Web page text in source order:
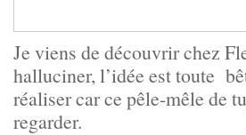
Je viens de découvrir chez
halluciner, l’idée est toute
réaliser car ce pêle-mêle de
regarder.